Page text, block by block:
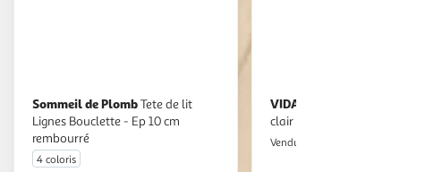
Sommeil de Plomb
Lignes Bouclette - Ep 10 cm
rembourré
4 coloris
VIDAXL
clair 183x23x118/128 cm tissu
Vendu par